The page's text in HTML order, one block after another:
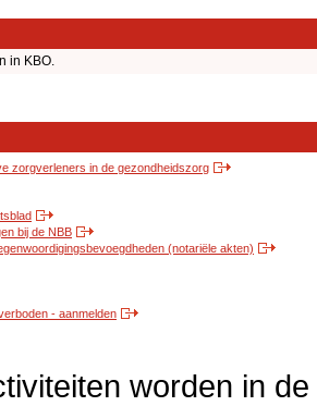
in KBO.
zorgverleners in de gezondheidszorg
bij de NBB
(notariële akten)
- aanmelden
worden in